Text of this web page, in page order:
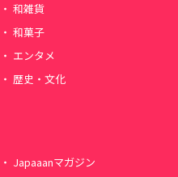
和雑貨
和菓子
エンタメ
歴史・文化
Japaaanマガジン